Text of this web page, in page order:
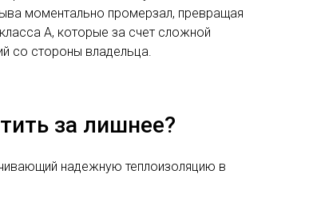
моментально промерзал, превращая
А, которые за счет сложной
со стороны владельца.
за лишнее?
надежную теплоизоляцию в